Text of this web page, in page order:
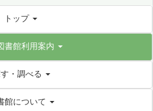
トップ
書館利用案内
・調べる
館について